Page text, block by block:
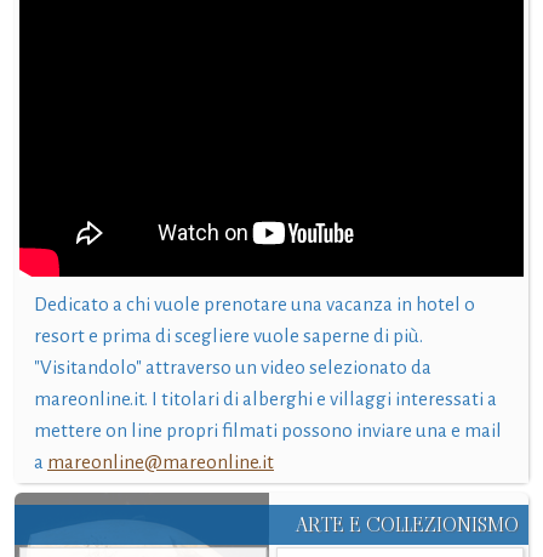
Dedicato a chi vuole prenotare una vacanza in hotel o
resort e prima di scegliere vuole saperne di più.
"Visitandolo" attraverso un video selezionato da
mareonline.it. I titolari di alberghi e villaggi interessati a
mettere on line propri filmati possono inviare una e mail
a mareonline@mareonline.it
ARTE E COLLEZIONISMO